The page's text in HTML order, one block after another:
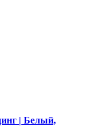
| Белый,